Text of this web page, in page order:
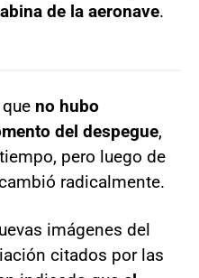
de la aeronave.
no hubo
del despegue,
pero luego de
radicalmente.
imágenes del
citados por las